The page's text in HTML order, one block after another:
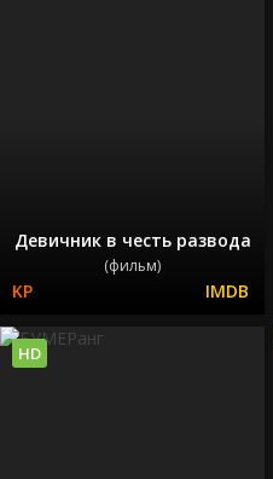
Девичник в честь развода
(фильм)
HD